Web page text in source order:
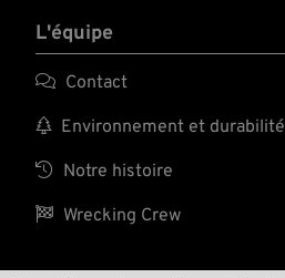
L'équipe
 Contact
 Environnement et durabilité
 Notre histoire
 Wrecking Crew